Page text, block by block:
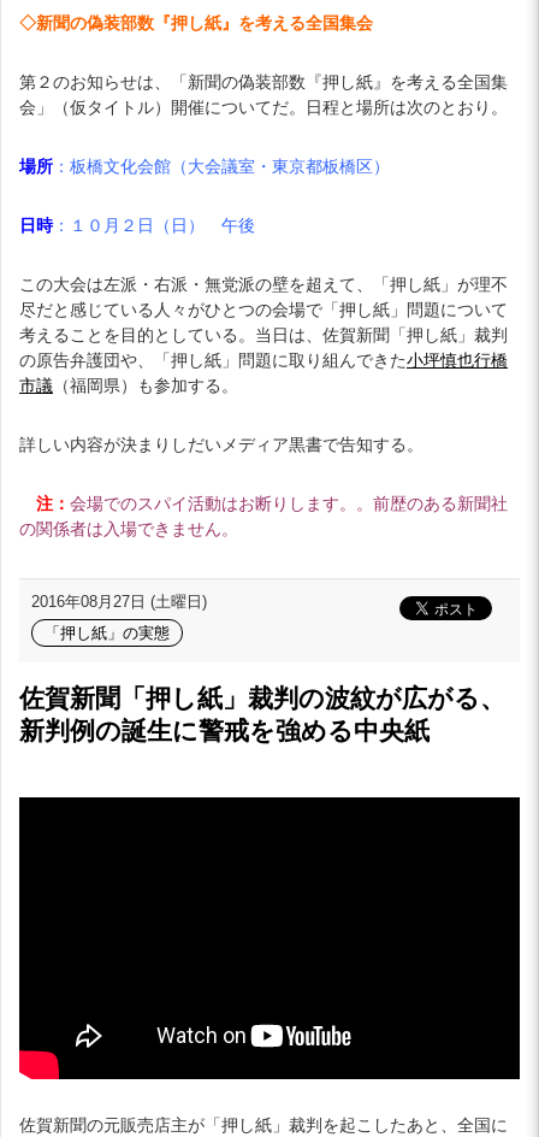
◇新聞の偽装部数『押し紙』を考える全国集会
第２のお知らせは、「新聞の偽装部数『押し紙』を考える全国集
会」（仮タイトル）開催についてだ。日程と場所は次のとおり。
場所 ：板橋文化会館（大会議室・東京都板橋区）
日時：１０月２日（日） 午後
この大会は左派・右派・無党派の壁を超えて、「押し紙」が理不
尽だと感じている人々がひとつの会場で「押し紙」問題について
考えることを目的としている。当日は、佐賀新聞「押し紙」裁判
の原告弁護団や、「押し紙」問題に取り組んできた小坪慎也行橋
市議 （福岡県）も参加する。
詳しい内容が決まりしだいメディア黒書で告知する。
注： 会場でのスパイ活動はお断りします。 。前歴のある新聞社
の関係者は入場できません。
2016年08月27日 (土曜日)
「押し紙」の実態
佐賀新聞「押し紙」裁判の波紋が広がる、
新判例の誕生に警戒を強める中央紙
佐賀新聞の元販売店主が「押し紙」裁判を起こしたあと、全国に